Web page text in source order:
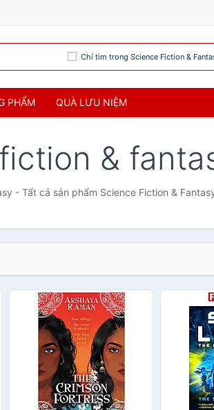
Chỉ tìm trong Science Fiction &
PHẨM QUÀ LƯU NIỆM
&
- Tất cả sản phẩm Science Fiction &